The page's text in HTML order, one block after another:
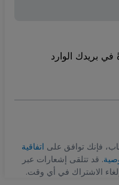
بريدك الوارد
فإنك توافق على اتفاقية
. قد تتلقى إشعارات عبر
الاشتراك في أي وقت.